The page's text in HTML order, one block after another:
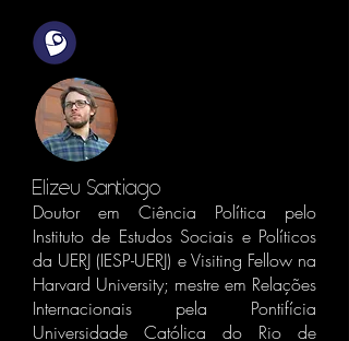
Elizeu Santiago
Doutor em Ciência Política pelo
Instituto de Estudos Sociais e Políticos
da UERJ (IESP-UERJ) e Visiting Fellow na
Harvard University; mestre em Relações
Internacionais pela Pontifícia
Universidade Católica do Rio de